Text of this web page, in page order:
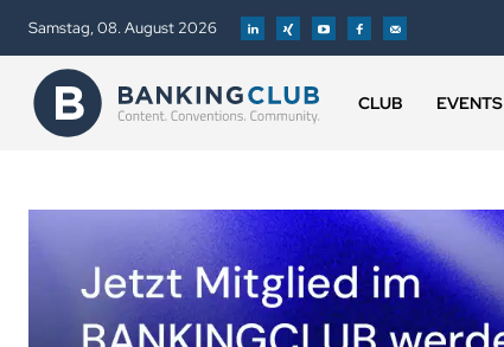
Samstag, 08. August 2026
CLUB EVENTS